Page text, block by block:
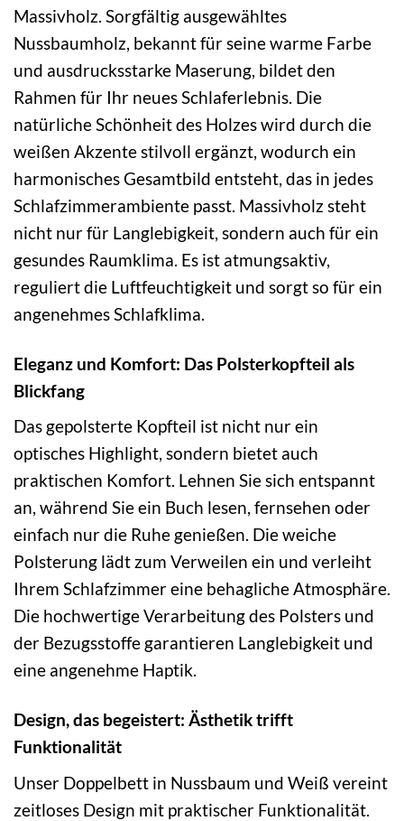
Massivholz. Sorgfältig ausgewähltes
Nussbaumholz, bekannt für seine warme Farbe
und ausdrucksstarke Maserung, bildet den
Rahmen für Ihr neues Schlaferlebnis. Die
natürliche Schönheit des Holzes wird durch die
weißen Akzente stilvoll ergänzt, wodurch ein
harmonisches Gesamtbild entsteht, das in jedes
Schlafzimmerambiente passt. Massivholz steht
nicht nur für Langlebigkeit, sondern auch für ein
gesundes Raumklima. Es ist atmungsaktiv,
reguliert die Luftfeuchtigkeit und sorgt so für ein
angenehmes Schlafklima.
Eleganz und Komfort: Das Polsterkopfteil als
Blickfang
Das gepolsterte Kopfteil ist nicht nur ein
optisches Highlight, sondern bietet auch
praktischen Komfort. Lehnen Sie sich entspannt
an, während Sie ein Buch lesen, fernsehen oder
einfach nur die Ruhe genießen. Die weiche
Polsterung lädt zum Verweilen ein und verleiht
Ihrem Schlafzimmer eine behagliche Atmosphäre.
Die hochwertige Verarbeitung des Polsters und
der Bezugsstoffe garantieren Langlebigkeit und
eine angenehme Haptik.
Design, das begeistert: Ästhetik trifft
Funktionalität
Unser Doppelbett in Nussbaum und Weiß vereint
zeitloses Design mit praktischer Funktionalität.